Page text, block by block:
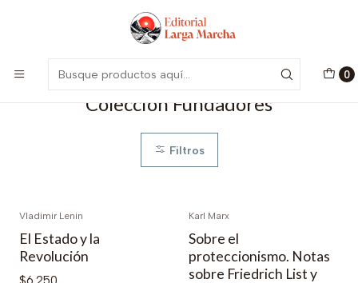
0
Encuentra nuestro catálogo aquí
Colección Fundadores
Filtros
Vladimir Lenin
El Estado y la
Revolución
Karl Marx
Sobre el
proteccionismo. Notas
sobre Friedrich List y